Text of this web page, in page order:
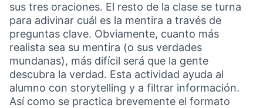
sus tres oraciones. El resto de la clase se turna
para adivinar cuál es la mentira a través de
preguntas clave. Obviamente, cuanto más
realista sea su mentira (o sus verdades
mundanas), más difícil será que la gente
descubra la verdad. Esta actividad ayuda al
alumno con storytelling y a filtrar información.
Así como se practica brevemente el formato